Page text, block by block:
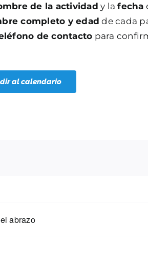
de la actividad y lafecha
completo y edad de cada
de contacto para
al calendario
abrazo